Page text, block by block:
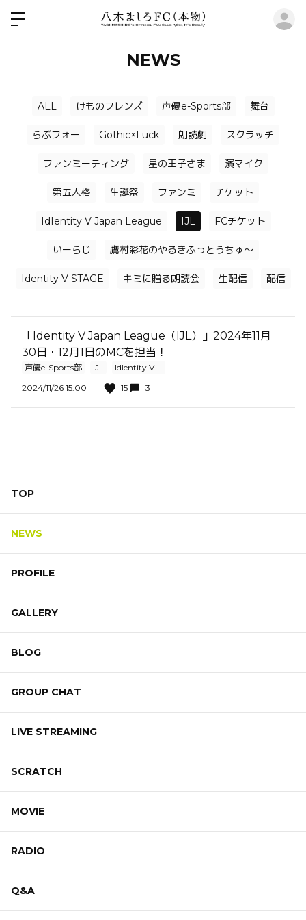
NEWS
ALL けものフレンズ 声優e-Sports部 舞台
らぶフォー Gothic×Luck 朗読劇 スクラッチ
ファンミーティング 星の王子さま 濱マイク
第五人格 生誕祭 ファンミ チケット
IdIentity V Japan League IJL FCチケット
いーらじ 鷹村彩花のやるきふっとうちゅ〜
Identity V STAGE キミに贈る朗読会 生配信 配信
「Identity V Japan League（IJL）」2024年11月
30日・12月1日のMCを担当！
声優e-Sports部 IJL
IdIentity V ...
2024/11/26 15:00
15 3
TOP
NEWS
PROFILE
GALLERY
BLOG
GROUP CHAT
LIVE STREAMING
SCRATCH
MOVIE
RADIO
Q&A